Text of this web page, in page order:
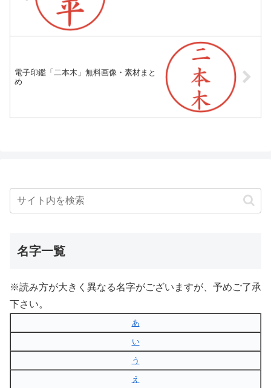
電子印鑑「二本木」無料画像・素材まと
め
名字一覧
※読み方が大きく異なる名字がございますが、予めご了承
下さい。
あ
い
う
え